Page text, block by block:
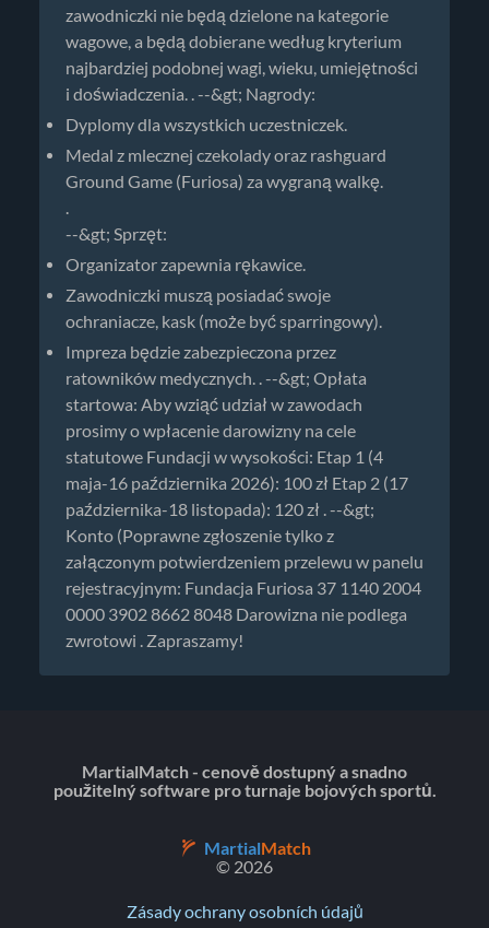
zawodniczki nie będą dzielone na kategorie
wagowe, a będą dobierane według kryterium
najbardziej podobnej wagi, wieku, umiejętności
i doświadczenia. . --&gt; Nagrody:
Dyplomy dla wszystkich uczestniczek.
Medal z mlecznej czekolady oraz rashguard
Ground Game (Furiosa) za wygraną walkę.
.
--&gt; Sprzęt:
Organizator zapewnia rękawice.
Zawodniczki muszą posiadać swoje
ochraniacze, kask (może być sparringowy).
Impreza będzie zabezpieczona przez
ratowników medycznych. . --&gt; Opłata
startowa: Aby wziąć udział w zawodach
prosimy o wpłacenie darowizny na cele
statutowe Fundacji w wysokości: Etap 1 (4
maja-16 października 2026): 100 zł Etap 2 (17
października-18 listopada): 120 zł . --&gt;
Konto (Poprawne zgłoszenie tylko z
załączonym potwierdzeniem przelewu w panelu
rejestracyjnym: Fundacja Furiosa 37 1140 2004
0000 3902 8662 8048 Darowizna nie podlega
zwrotowi . Zapraszamy!
MartialMatch - cenově dostupný a snadno
použitelný software pro turnaje bojových sportů.
MartialMatch
© 2026
Zásady ochrany osobních údajů